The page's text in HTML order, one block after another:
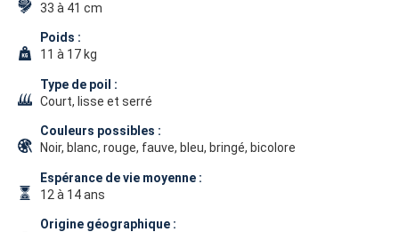
33 à 41 cm
Poids :
11 à 17 kg
Type de poil :
Court, lisse et serré
Couleurs possibles :
Noir, blanc, rouge, fauve, bleu, bringé, bicolore
Espérance de vie moyenne :
12 à 14 ans
Origine géographique :